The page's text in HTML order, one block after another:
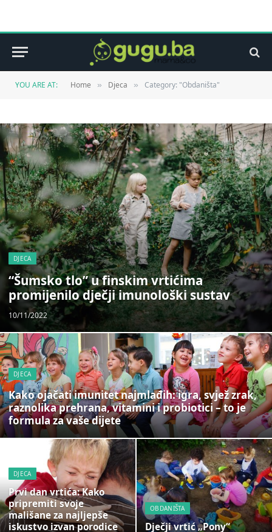
YOU ARE AT: Home » Djeca » Category: "Obdaništa"
DJECA
“Šumsko tlo” u finskim vrtićima
promijenilo dječji imunološki sustav
10/11/2022
DJECA
Kako ojačati imunitet najmlađih: igra, svjež zrak,
raznolika prehrana, vitamini i probiotici – to je
formula za vaše dijete
DJECA
Prvi dan vrtića: Kako
pripremiti svoje
mališane za najljepše
iskustvo izvan porodice
OBDANIŠTA
Dječji vrtić „Pony“